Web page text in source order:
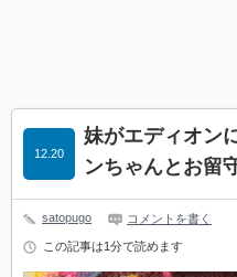
妹がエディオン
ンちゃんとお留
12.20
satopugo コメントを書く
この記事は1分で読めます